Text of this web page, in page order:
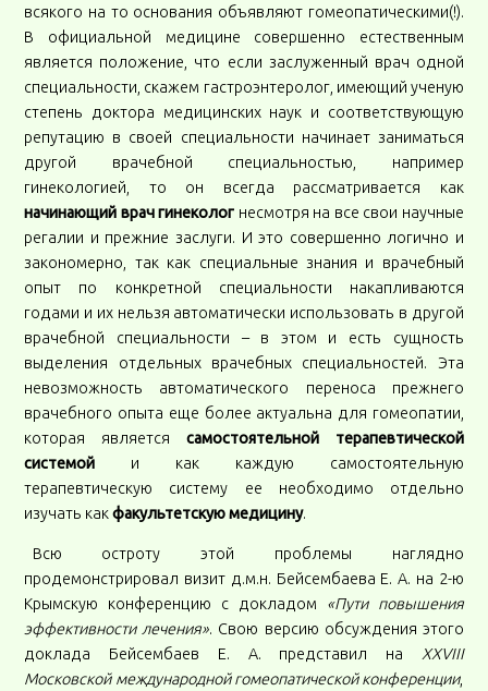
всякого на то основания объявляют гомеопатическими(!).
В официальной медицине совершенно естественным
является положение, что если заслуженный врач одной
специальности, скажем гастроэнтеролог, имеющий ученую
степень доктора медицинских наук и соответствующую
репутацию в своей специальности начинает заниматься
другой врачебной специальностью, например
гинекологией, то он всегда рассматривается как
начинающий врач гинеколог несмотря на все свои научные
регалии и прежние заслуги. И это совершенно логично и
закономерно, так как специальные знания и врачебный
опыт по конкретной специальности накапливаются
годами и их нельзя автоматически использовать в другой
врачебной специальности – в этом и есть сущность
выделения отдельных врачебных специальностей. Эта
невозможность автоматического переноса прежнего
врачебного опыта еще более актуальна для гомеопатии,
которая является самостоятельной терапевтической
системой и как каждую самостоятельную
терапевтическую систему ее необходимо отдельно
изучать какфакультетскую медицину.
Всю остроту этой проблемы наглядно
продемонстрировал визит д.м.н. Бейсембаева Е. А. на 2-ю
Крымскую конференцию с докладом «Пути повышения
эффективности лечения». Свою версию обсуждения этого
доклада Бейсембаев Е. А. представил на XXVIII
Московской международной гомеопатической конференции,